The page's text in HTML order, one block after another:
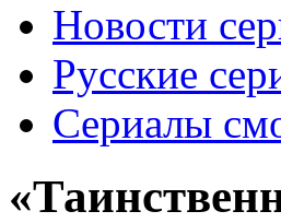
Новости
Русские
Сериалы